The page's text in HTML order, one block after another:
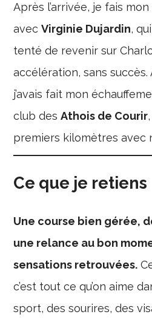
Après l’arrivée, je fais
avecVirginie Dujardin,
tenté de revenir sur
accélération, sans succès.
j’avais fait mon
club desAthois de Courir
premiers kilomètres avec
Ce que je retiens
Une course bien gérée,
une relance au bon
sensations retrouvées.
c’est tout ce qu’on aime
sport, des sourires, des